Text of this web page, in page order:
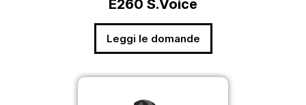
E260 S.Voice
Leggi le domande